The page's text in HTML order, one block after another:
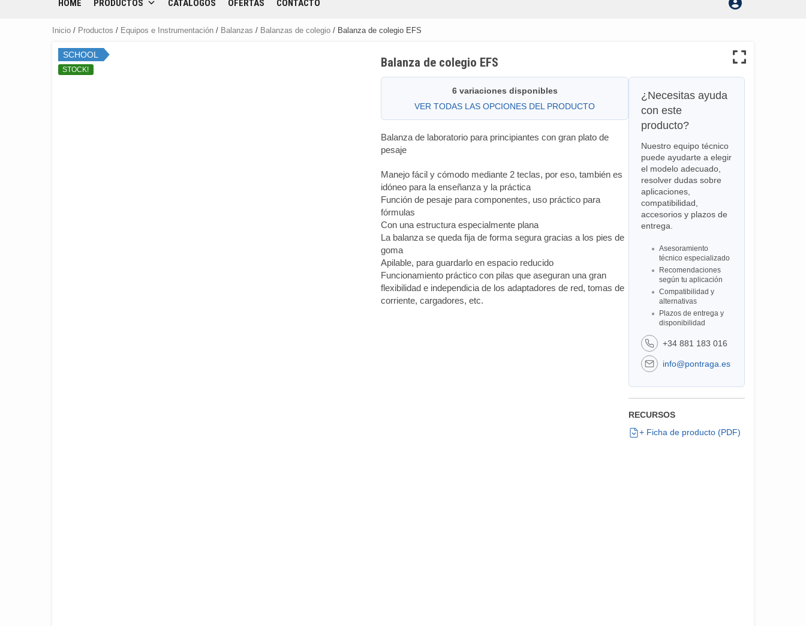
HOME PRODUCTOS CATÁLOGOS OFERTAS CONTACTO
Inicio / Productos / Equipos e Instrumentación / Balanzas / Balanzas de colegio / Balanza de colegio EFS
SCHOOL
STOCK! Balanza de colegio EFS
6 variaciones disponibles
VER TODAS LAS OPCIONES DEL PRODUCTO
Balanza de laboratorio para principiantes con gran plato de
pesaje
Manejo fácil y cómodo mediante 2 teclas, por eso, también es
idóneo para la enseñanza y la práctica
Función de pesaje para componentes, uso práctico para
fórmulas
Con una estructura especialmente plana
La balanza se queda fija de forma segura gracias a los pies de
goma
Apilable, para guardarlo en espacio reducido
Funcionamiento práctico con pilas que aseguran una gran
flexibilidad e independicia de los adaptadores de red, tomas de
corriente, cargadores, etc.
¿Necesitas ayuda
con este
producto?
Nuestro equipo técnico
puede ayudarte a elegir
el modelo adecuado,
resolver dudas sobre
aplicaciones,
compatibilidad,
accesorios y plazos de
entrega.
Asesoramiento
técnico especializado
Recomendaciones
según tu aplicación
Compatibilidad y
alternativas
Plazos de entrega y
disponibilidad
+34 881 183 016
info@pontraga.es
RECURSOS
+ Ficha de producto (PDF)